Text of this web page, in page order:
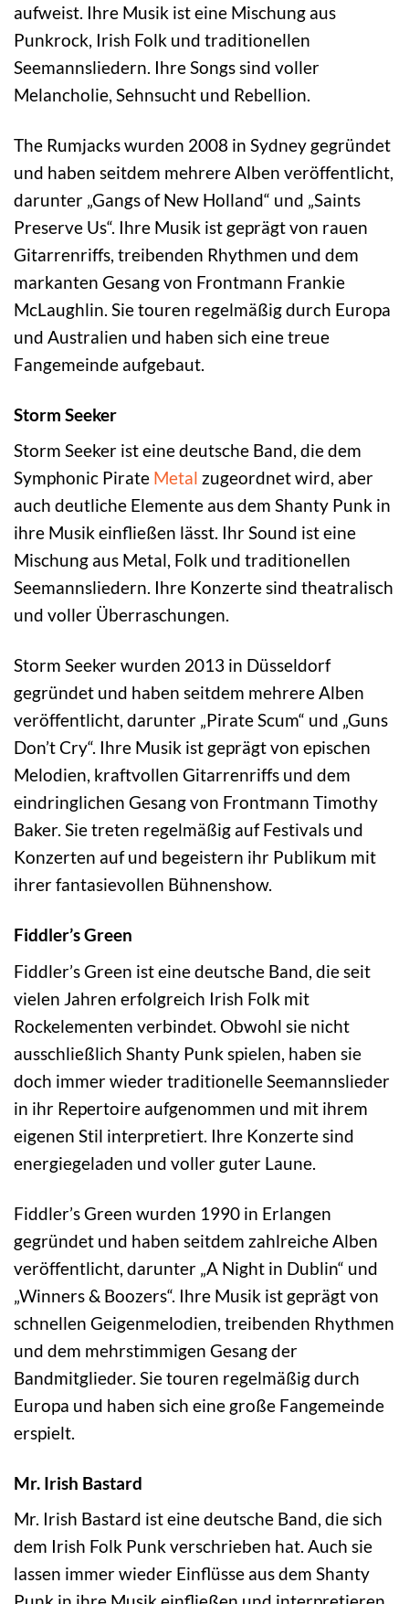
aufweist. Ihre Musik ist eine Mischung aus
Punkrock, Irish Folk und traditionellen
Seemannsliedern. Ihre Songs sind voller
Melancholie, Sehnsucht und Rebellion.
The Rumjacks wurden 2008 in Sydney gegründet
und haben seitdem mehrere Alben veröffentlicht,
darunter „Gangs of New Holland“ und „Saints
Preserve Us“. Ihre Musik ist geprägt von rauen
Gitarrenriffs, treibenden Rhythmen und dem
markanten Gesang von Frontmann Frankie
McLaughlin. Sie touren regelmäßig durch Europa
und Australien und haben sich eine treue
Fangemeinde aufgebaut.
Storm Seeker
Storm Seeker ist eine deutsche Band, die dem
Symphonic Pirate Metal zugeordnet wird, aber
auch deutliche Elemente aus dem Shanty Punk in
ihre Musik einfließen lässt. Ihr Sound ist eine
Mischung aus Metal, Folk und traditionellen
Seemannsliedern. Ihre Konzerte sind theatralisch
und voller Überraschungen.
Storm Seeker wurden 2013 in Düsseldorf
gegründet und haben seitdem mehrere Alben
veröffentlicht, darunter „Pirate Scum“ und „Guns
Don’t Cry“. Ihre Musik ist geprägt von epischen
Melodien, kraftvollen Gitarrenriffs und dem
eindringlichen Gesang von Frontmann Timothy
Baker. Sie treten regelmäßig auf Festivals und
Konzerten auf und begeistern ihr Publikum mit
ihrer fantasievollen Bühnenshow.
Fiddler’s Green
Fiddler’s Green ist eine deutsche Band, die seit
vielen Jahren erfolgreich Irish Folk mit
Rockelementen verbindet. Obwohl sie nicht
ausschließlich Shanty Punk spielen, haben sie
doch immer wieder traditionelle Seemannslieder
in ihr Repertoire aufgenommen und mit ihrem
eigenen Stil interpretiert. Ihre Konzerte sind
energiegeladen und voller guter Laune.
Fiddler’s Green wurden 1990 in Erlangen
gegründet und haben seitdem zahlreiche Alben
veröffentlicht, darunter „A Night in Dublin“ und
„Winners & Boozers“. Ihre Musik ist geprägt von
schnellen Geigenmelodien, treibenden Rhythmen
und dem mehrstimmigen Gesang der
Bandmitglieder. Sie touren regelmäßig durch
Europa und haben sich eine große Fangemeinde
erspielt.
Mr. Irish Bastard
Mr. Irish Bastard ist eine deutsche Band, die sich
dem Irish Folk Punk verschrieben hat. Auch sie
lassen immer wieder Einflüsse aus dem Shanty